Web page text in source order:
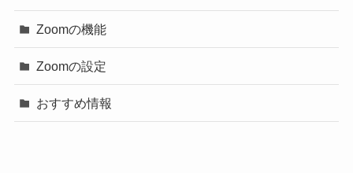
Zoomの機能
Zoomの設定
おすすめ情報